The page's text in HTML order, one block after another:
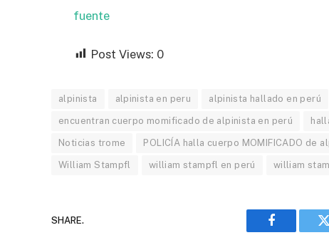
fuente
Post Views: 0
alpinista alpinista en peru alpinista hallado en perú
encuentran cuerpo momificado de alpinista en perú
Noticias trome POLICÍA halla cuerpo MOMIFICADO de
William Stampfl william stampfl en perú william
SHARE.
Facebook